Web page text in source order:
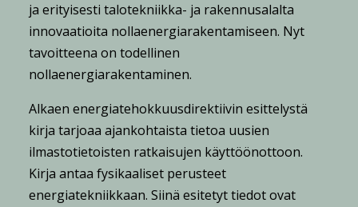
ja erityisesti talotekniikka- ja rakennusalalta
innovaatioita nollaenergiarakentamiseen. Nyt
tavoitteena on todellinen
nollaenergiarakentaminen.
Alkaen energiatehokkuusdirektiivin esittelystä
kirja tarjoaa ajankohtaista tietoa uusien
ilmastotietoisten ratkaisujen käyttöönottoon.
Kirja antaa fysikaaliset perusteet
energiatekniikkaan. Siinä esitetyt tiedot ovat